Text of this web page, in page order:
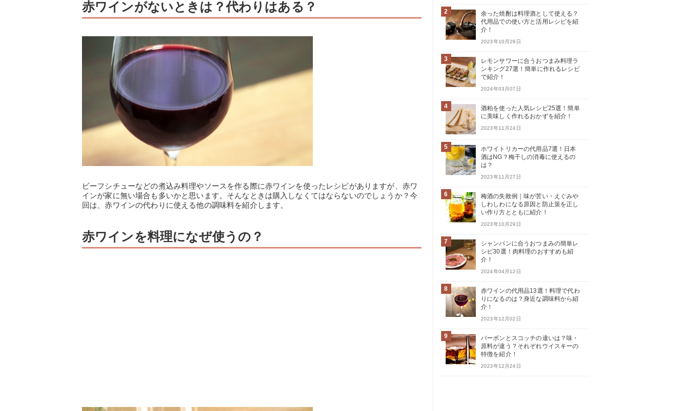
赤ワインがないときは？代わりはある？
ビーフシチューなどの煮込み料理やソースを作る際に赤ワインを使ったレシピがありますが、赤ワ
インが家に無い場合も多いかと思います。そんなときは購入しなくてはならないのでしょうか？今
回は、赤ワインの代わりに使える他の調味料を紹介します。
赤ワインを料理になぜ使うの？
2
余った焼酎は料理酒として使える？
代用品での使い方と活用レシピを紹
介！
2023年10月29日
3
レモンサワーに合うおつまみ料理ラ
ンキング27選！簡単に作れるレシピ
で紹介！
2024年03月07日
4
酒粕を使った人気レシピ25選！簡単
に美味しく作れるおかずを紹介！
2023年11月24日
5
ホワイトリカーの代用品7選！日本
酒はNG？梅干しの消毒に使えるの
は？
2023年11月27日
6
梅酒の失敗例｜味が苦い・えぐみや
しわしわになる原因と防止策を正し
い作り方とともに紹介！
2023年10月29日
7
シャンパンに合うおつまみの簡単レ
シピ30選！肉料理のおすすめも紹
介！
2024年04月12日
8
赤ワインの代用品13選！料理で代わ
りになるのは？身近な調味料から紹
介！
2023年12月02日
9
バーボンとスコッチの違いは？味・
原料が違う？それぞれウイスキーの
特徴を紹介！
2023年12月24日